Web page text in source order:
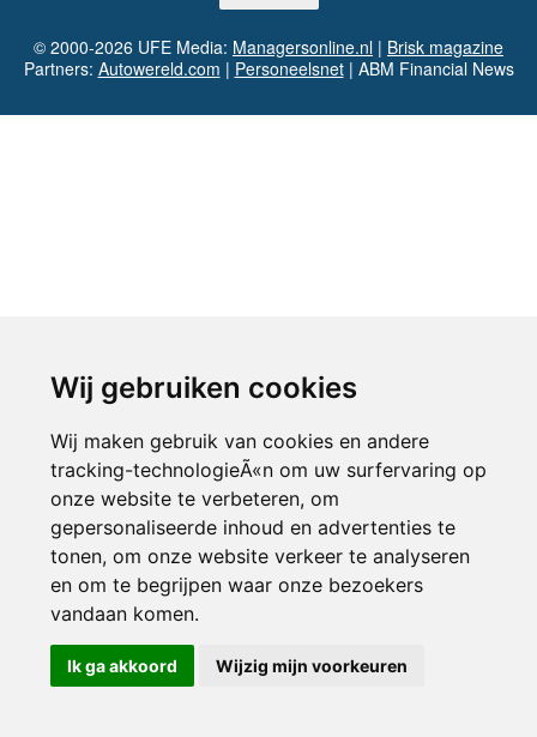
Wij gebruiken cookies
Wij maken gebruik van cookies en andere
tracking-technologieÃ«n om uw surfervaring op
onze website te verbeteren, om
gepersonaliseerde inhoud en advertenties te
tonen, om onze website verkeer te analyseren
en om te begrijpen waar onze bezoekers
vandaan komen.
Ik ga akkoord Wijzig mijn voorkeuren
© 2000-2026 UFE Media: Managersonline.nl | Brisk magazine
Partners: Autowereld.com | Personeelsnet| ABM Financial News